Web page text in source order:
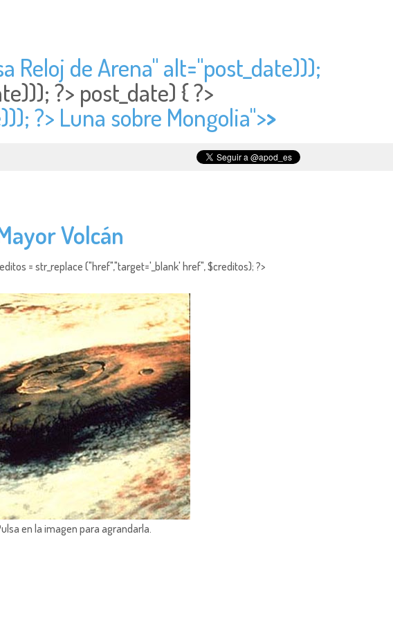
Reloj de Arena" alt="post_date)));
?> post_date) { ?>
?> Luna sobre Mongolia">>
Volcán
= str_replace ("href","target='_blank' href", $creditos); ?>
en la imagen para agrandarla.